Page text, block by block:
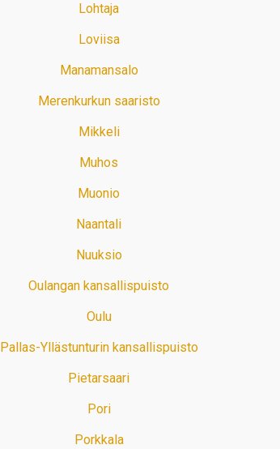
Lohtaja
Loviisa
Manamansalo
Merenkurkun saaristo
Mikkeli
Muhos
Muonio
Naantali
Nuuksio
Oulangan kansallispuisto
Oulu
Pallas-Yllästunturin kansallispuisto
Pietarsaari
Pori
Porkkala